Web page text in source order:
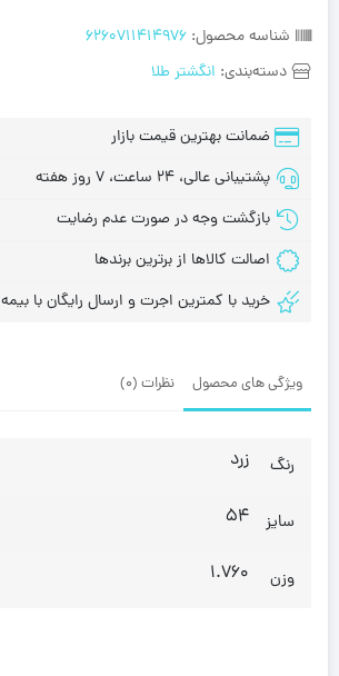
شناسه محصول: 6260711414976
دسته‌بندی: انگشتر طلا
ضمانت بهترین قیمت بازار
پشتیبانی عالی، 24 ساعت، 7 روز هفته
بازگشت وجه در صورت عدم رضایت
اصالت کالاها از برترین برندها
خرید با کمترین اجرت و ارسال رایگان با بیمه
ویژگی های محصول نظرات (0)
رنگ زرد
سایز 54
وزن 1.760